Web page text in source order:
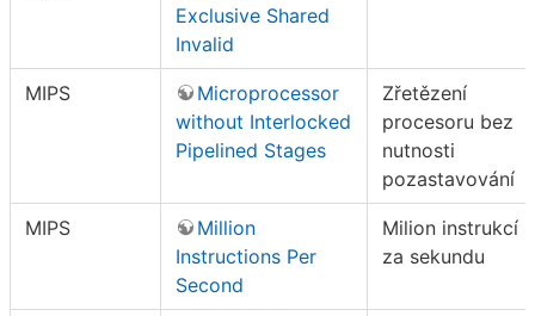
Exclusive Shared
Invalid
MIPS
Microprocessor
without Interlocked
Pipelined Stages
Zřetězení
procesoru bez
nutnosti
pozastavování
MIPS
Million
Instructions Per
Second
Milion instrukcí
za sekundu